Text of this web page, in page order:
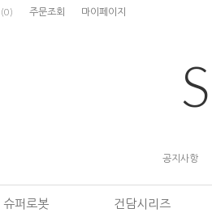
(0) 주문조회 마이페이지
공지사항
슈퍼로봇 건담시리즈